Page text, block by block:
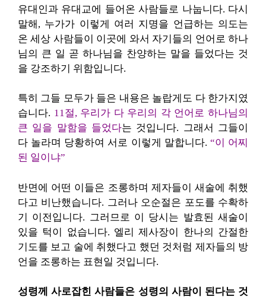
유대인과 유대교에 들어온 사람들로 나눕니다. 다시
말해, 누가가 이렇게 여러 지명을 언급하는 의도는
온 세상 사람들이 이곳에 와서 자기들의 언어로 하나
님의 큰 일 곧 하나님을 찬양하는 말을 들었다는 것
을 강조하기 위함입니다.
특히 그들 모두가 들은 내용은 놀랍게도 다 한가지였
습니다. 11절, 우리가 다 우리의 각 언어로 하나님의
큰 일을 말함을 들었다는 것입니다. 그래서 그들이
다 놀라며 당황하여 서로 이렇게 말합니다. “이 어찌
된 일이냐”
반면에 어떤 이들은 조롱하며 제자들이 새술에 취했
다고 비난했습니다. 그러나 오순절은 포도를 수확하
기 이전입니다. 그러므로 이 당시는 발효된 새술이
있을 턱이 없습니다. 엘리 제사장이 한나의 간절한
기도를 보고 술에 취했다고 했던 것처럼 제자들의 방
언을 조롱하는 표현일 것입니다.
성령께 사로잡힌 사람들은 성령의 사람이 된다는 것